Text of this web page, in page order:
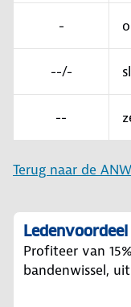
-
--/-
--
Terug naar de
Profiteer van
bandenwissel,